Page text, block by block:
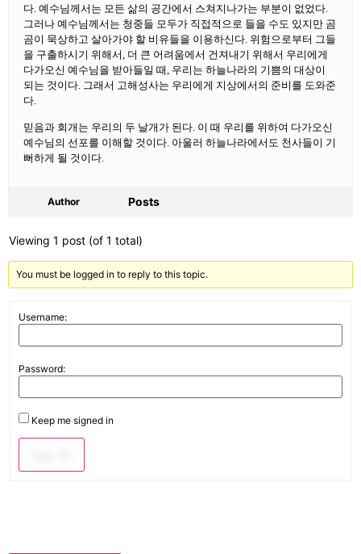
다. 예수님께서는 모든 삶의 공간에서 스쳐지나가는 부분이 없었다.
그러나 예수님께서는 청중들 모두가 직접적으로 들을 수도 있지만 곰
곰이 묵상하고 살아가야 할 비유들을 이용하신다. 위험으로부터 그들
을 구출하시기 위해서, 더 큰 어려움에서 건져내기 위해서 우리에게
다가오신 예수님을 받아들일 때, 우리는 하늘나라의 기쁨의 대상이
되는 것이다. 그래서 고해성사는 우리에게 지상에서의 준비를 도와준
다.
믿음과 회개는 우리의 두 날개가 된다. 이 때 우리를 위하여 다가오신
예수님의 선포를 이해할 것이다. 아울러 하늘나라에서도 천사들이 기
뻐하게 될 것이다.
Author Posts
Viewing 1 post (of 1 total)
You must be logged in to reply to this topic.
Username:
Password:
Keep me signed in